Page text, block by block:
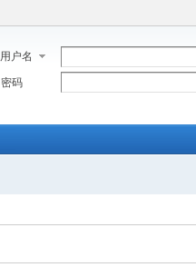
用户名
密码